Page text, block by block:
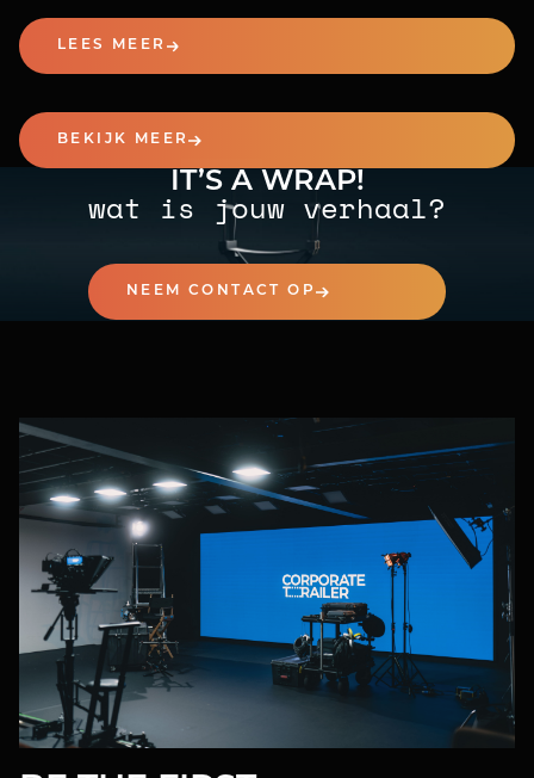
LEES MEER
BEKIJK MEER
IT’S A WRAP!
wat is jouw verhaal?
NEEM CONTACT OP